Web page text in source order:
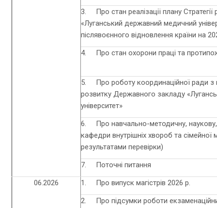
3. Про стан реалізації плану
«Луганський державний медичний
післявоєнного відновлення країни на
4. Про стан охорони праці та
5. Про роботу координаційної ради з
розвитку Державного закладу
університет»
6. Про навчально-методичну, наукову,
кафедри внутрішніх хвороб та
результатами перевірки)
7. Поточні питання
06.2026 1. Про випуск магістрів 2026 р.
2. Про підсумки роботи